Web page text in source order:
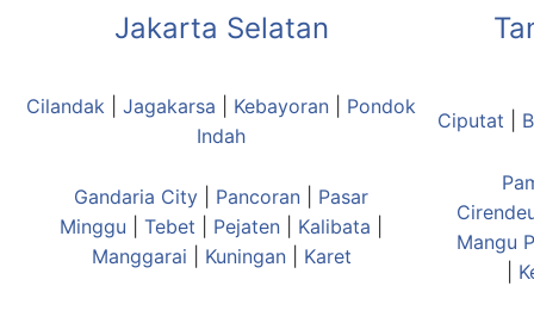
Jakarta Selatan
Cilandak Jagakarsa Kebayoran
Pondok
Indah
Ciputat
Gandaria City Pancoran
Pasar
Minggu
Tebet Pejaten Kalibata
Manggarai
Kuningan| Karet
Mangu